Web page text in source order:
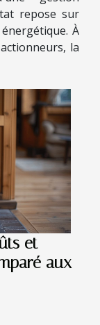
repose sur
À
la
et
aux